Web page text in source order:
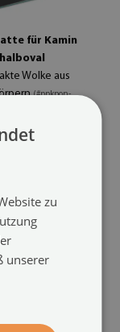
für Kamin
halboval
Wolke aus
(#ppkpon-
zu
unserer